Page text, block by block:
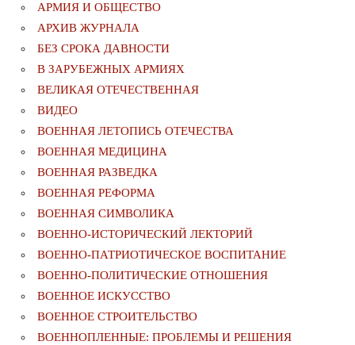
АРМИЯ И ОБЩЕСТВО
АРХИВ ЖУРНАЛА
БЕЗ СРОКА ДАВНОСТИ
В ЗАРУБЕЖНЫХ АРМИЯХ
ВЕЛИКАЯ ОТЕЧЕСТВЕННАЯ
ВИДЕО
ВОЕННАЯ ЛЕТОПИСЬ ОТЕЧЕСТВА
ВОЕННАЯ МЕДИЦИНА
ВОЕННАЯ РАЗВЕДКА
ВОЕННАЯ РЕФОРМА
ВОЕННАЯ СИМВОЛИКА
ВОЕННО-ИСТОРИЧЕСКИЙ ЛЕКТОРИЙ
ВОЕННО-ПАТРИОТИЧЕСКОЕ ВОСПИТАНИЕ
ВОЕННО-ПОЛИТИЧЕСКИE ОТНОШЕНИЯ
ВОЕННОЕ ИСКУССТВО
ВОЕННОЕ СТРОИТЕЛЬСТВО
ВОЕННОПЛЕННЫЕ: ПРОБЛЕМЫ И РЕШЕНИЯ